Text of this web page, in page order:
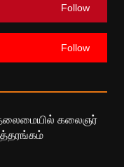
Follow
Follow
கலைஞர்